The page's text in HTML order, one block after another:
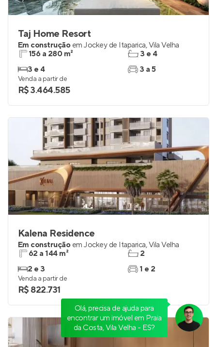
Taj Home Resort
Em construção em Jockey de Itaparica,Vila Velha
156 a 280 m²
3 e 4
3 e 4
3 a 5
Venda a partir de
R$ 3.464.585
Kalena Residence
Em construção em Jockey de Itaparica,Vila Velha
62 a 144 m²
2 e 3
2
1 e 2
Venda a partir de
R$ 822.731
Olá, precisa de ajuda para
encontrar um imóvel em Praia
da Costa, Vila Velha - ES?